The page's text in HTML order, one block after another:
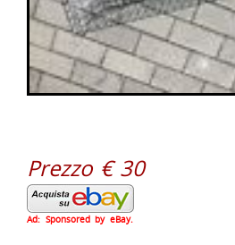
Prezzo € 30
Ad: Sponsored by eBay.